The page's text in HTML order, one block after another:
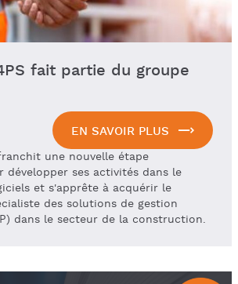
fait partie du groupe
EN SAVOIR PLUS
une nouvelle étape
développer ses activités dans le
et s'apprête à acquérir le
des solutions de gestion
dans le secteur de la construction.